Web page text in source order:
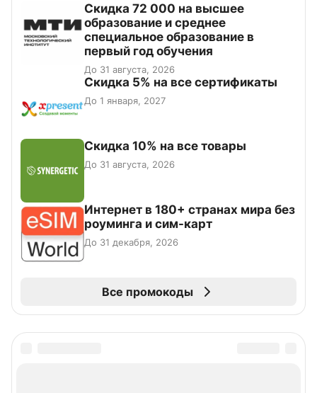
Скидка 72 000 на высшее
образование и среднее
специальное образование в
первый год обучения
До 31 августа, 2026
Скидка 5% на все сертификаты
До 1 января, 2027
Скидка 10% на все товары
До 31 августа, 2026
Интернет в 180+ странах мира без
роуминга и сим-карт
До 31 декабря, 2026
Все промокоды